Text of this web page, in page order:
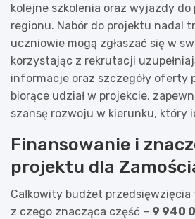
kolejne szkolenia oraz wyjazdy
regionu. Nabór do projektu nadal
uczniowie mogą zgłaszać się w
korzystając z rekrutacji
informacje oraz szczegóły oferty
biorące udział w projekcie,
szansę rozwoju w kierunku, który
Finansowanie i
projektu dla
Całkowity budżet przedsięwzięcia
z czego znacząca część – 9 940